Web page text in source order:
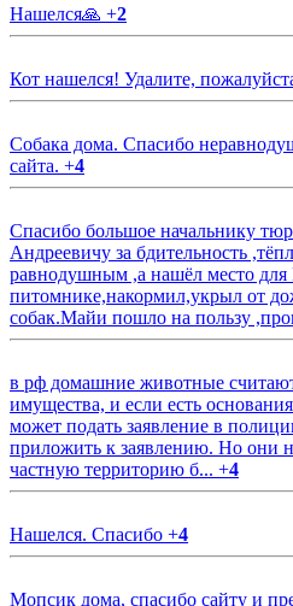
Нашелся🙏 +2
Кот нашелся! Удалите,
Собака дома. Спасибо
сайта. +4
Спасибо большое начальнику
Андреевичу за бдительность
равнодушным ,а нашёл место
питомнике,накормил,укрыл от
собак.Майи пошло на пользу
в рф домашние животные
имущества, и если есть
может подать заявление в
приложить к заявлению. Но они
частную территорию б... +4
Нашелся. Спасибо +4
Мопсик дома, спасибо сайту и